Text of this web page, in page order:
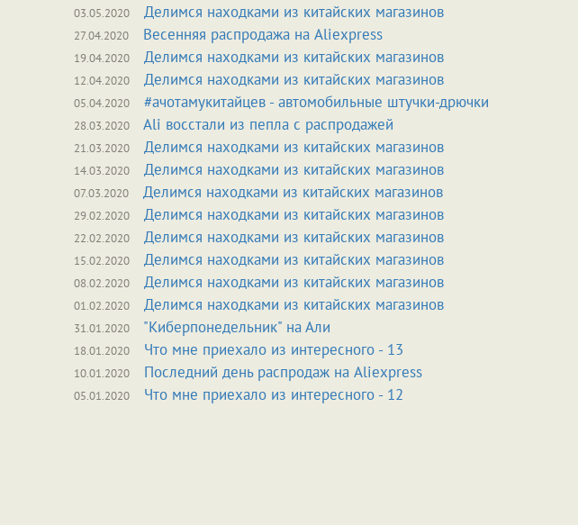
03.05.2020 Делимся находками из китайских магазинов
27.04.2020 Весенняя распродажа на Aliexpress
19.04.2020 Делимся находками из китайских магазинов
12.04.2020 Делимся находками из китайских магазинов
05.04.2020 #ачотамукитайцев - автомобильные штучки-дрючки
28.03.2020 Ali восстали из пепла с распродажей
21.03.2020 Делимся находками из китайских магазинов
14.03.2020 Делимся находками из китайских магазинов
07.03.2020 Делимся находками из китайских магазинов
29.02.2020 Делимся находками из китайских магазинов
22.02.2020 Делимся находками из китайских магазинов
15.02.2020 Делимся находками из китайских магазинов
08.02.2020 Делимся находками из китайских магазинов
01.02.2020 Делимся находками из китайских магазинов
31.01.2020 "Киберпонедельник" на Али
18.01.2020 Что мне приехало из интересного - 13
10.01.2020 Последний день распродаж на Aliexpress
05.01.2020 Что мне приехало из интересного - 12